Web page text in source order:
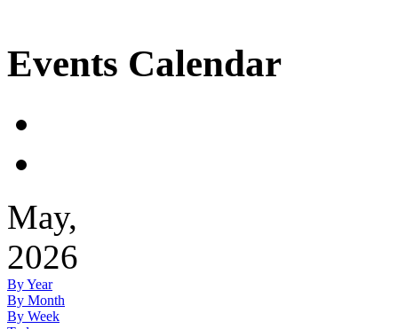
Events Calendar
May,
2026
By Year
By Month
By Week